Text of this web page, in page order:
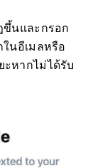
ขึ้นและกรอก
นอีเมลหรือ
ะหากไม่ได้รับ